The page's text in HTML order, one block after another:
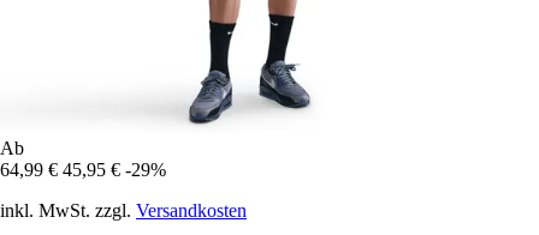
Ab
64,99 € 45,95 € -29%
inkl. MwSt. zzgl. Versandkosten